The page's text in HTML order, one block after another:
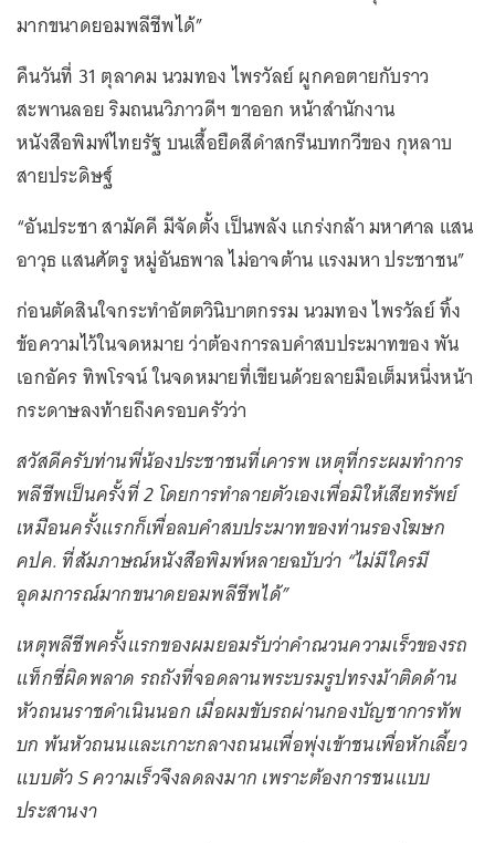
มากขนาดยอมพลีชีพได้”
คืนวันที่ 31 ตุลาคม นวมทอง ไพรวัลย์ ผูกคอตายกับราว
สะพานลอย ริมถนนวิภาวดีฯ ขาออก หน้าสำนักงาน
หนังสือพิมพ์ไทยรัฐ บนเสื้อยืดสีดำสกรีนบทกวีของ กุหลาบ
สายประดิษฐ์
“อันประชา สามัคคี มีจัดตั้ง เป็นพลัง แกร่งกล้า มหาศาล แสน
อาวุธ แสนศัตรู หมู่อันธพาล ไม่อาจต้าน แรงมหา ประชาชน”
ก่อนตัดสินใจกระทำอัตตวินิบาตกรรม นวมทอง ไพรวัลย์ ทิ้ง
ข้อความไว้ในจดหมาย ว่าต้องการลบคำสบประมาทของ พัน
เอกอัคร ทิพโรจน์ ในจดหมายที่เขียนด้วยลายมือเต็มหนึ่งหน้า
กระดาษลงท้ายถึงครอบครัวว่า
สวัสดีครับท่านพี่น้องประชาชนที่เคารพ เหตุที่กระผมทำการ
พลีชีพเป็นครั้งที่ 2 โดยการทำลายตัวเองเพื่อมิให้เสียทรัพย์
เหมือนครั้งแรกก็เพื่อลบคำสบประมาทของท่านรองโฆษก
คปค. ที่สัมภาษณ์หนังสือพิมพ์หลายฉบับว่า “ไม่มีใครมี
อุดมการณ์มากขนาดยอมพลีชีพได้”
เหตุพลีชีพครั้งแรกของผมยอมรับว่าคำณวนความเร็วของรถ
แท็กซี่ผิดพลาด รถถังที่จอดลานพระบรมรูปทรงม้าติดด้าน
หัวถนนราชดำเนินนอก เมื่อผมขับรถผ่านกองบัญชาการทัพ
บก พ้นหัวถนนและเกาะกลางถนนเพื่อพุ่งเข้าชนเพื่อหักเลี้ยว
แบบตัว S ความเร็วจึงลดลงมาก เพราะต้องการชนแบบ
ประสานงา